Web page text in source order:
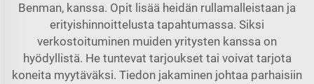
Benman, kanssa. Opit lisää heidän rullamalleistaan ja
erityishinnoittelusta tapahtumassa. Siksi
verkostoituminen muiden yritysten kanssa on
hyödyllistä. He tuntevat tarjoukset tai voivat tarjota
koneita myytäväksi. Tiedon jakaminen johtaa parhaisiin